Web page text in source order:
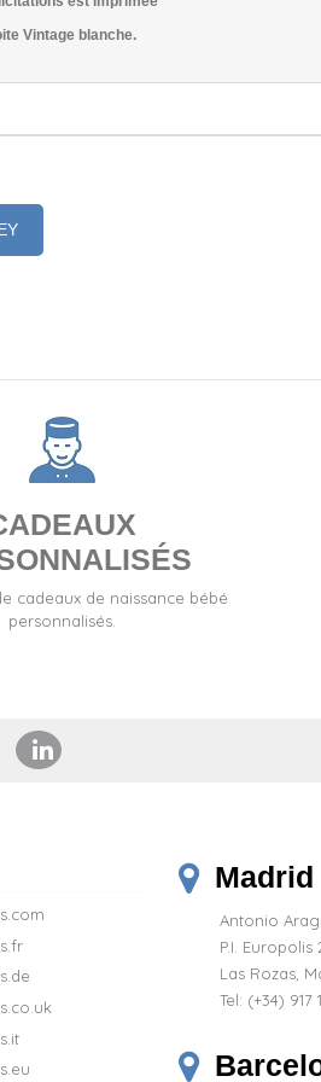
(8
Vintage blanche.
cadeaux de naissance bébé
personnalisés.
Madrid
Antonio
P.I. Europolis
Las Rozas,
Tel: (+34) 917